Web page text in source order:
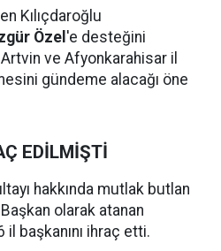
Kılıçdaroğlu
Özel 'e desteğini
ve Afyonkarahisar il
gündeme alacağı öne
EDİLMİŞTİ
hakkında mutlak butlan
olarak atanan
il başkanını ihraç etti.